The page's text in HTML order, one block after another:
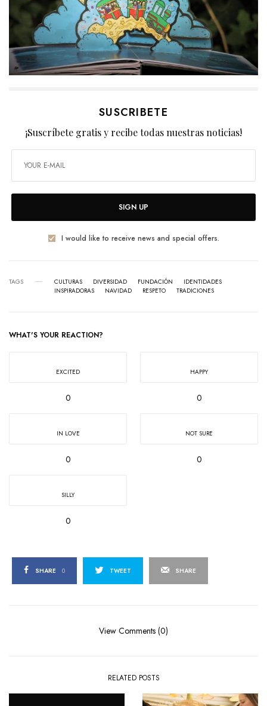
SUSCRIBETE
¡Suscríbete gratis y recibe todas nuestras noticias!
SIGN UP
I would like to receive news and special offers.
TAGS CULTURAS DIVERSIDAD FUNDACIÓN
IDENTIDADES
INSPIRADORAS
NAVIDAD RESPETO TRADICIONES
WHAT'S YOUR REACTION?
EXCITED
0
HAPPY
0
IN LOVE
0
NOT SURE
0
SILLY
0
SHARE 0 TWEET SHARE
View Comments (0)
RELATED POSTS